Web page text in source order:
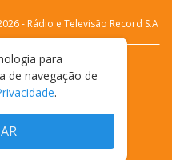
- Rádio e Televisão Record S.A
PRIVACIDADE
DE USO
para
de navegação de
.